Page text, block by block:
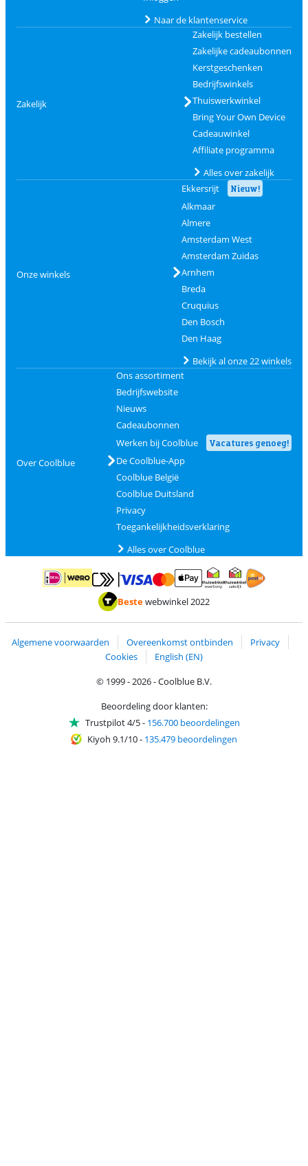
Naar de klantenservice
Zakelijk
Zakelijk bestellen
Zakelijke cadeaubonnen
Kerstgeschenken
Bedrijfswinkels
Thuiswerkwinkel
Bring Your Own Device
Cadeauwinkel
Affiliate programma
Alles over zakelijk
Onze winkels
Ekkersrijt Nieuw!
Alkmaar
Almere
Amsterdam West
Amsterdam Zuidas
Arnhem
Breda
Cruquius
Den Bosch
Den Haag
Bekijk al onze 22 winkels
Over Coolblue
Ons assortiment
Bedrijfswebsite
Nieuws
Cadeaubonnen
Werken bij Coolblue
Vacatures genoeg!
De Coolblue-App
Coolblue België
Coolblue Duitsland
Privacy
Toegankelijkheidsverklaring
Alles over Coolblue
Betalen met iDEAL | WeroBetalen met MasterCard en Visa via ClickToPay
Betalen met ApplePay
Thuiswinkel waarborg
Bestewebwinkel 2022
Algemene voorwaarden Overeenkomst ontbinden
Privacy
Cookies
English (EN)
© 1999 - 2026 - Coolblue B.V.
Beoordeling door klanten:
Trustpilot 4/5- 156.700 beoordelingen
Kiyoh 9.1/10- 135.479 beoordelingen